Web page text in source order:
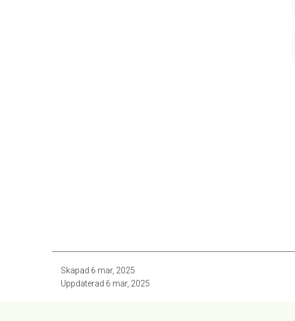
Skapad 6 mar, 2025
Uppdaterad 6 mar, 2025